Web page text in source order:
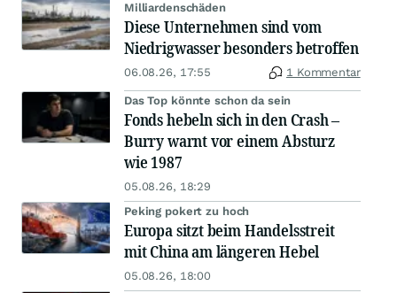
Milliardenschäden
Diese Unternehmen sind vom
Niedrigwasser besonders betroffen
06.08.26, 17:55 1 Kommentar
Das Top könnte schon da sein
Fonds hebeln sich in den Crash –
Burry warnt vor einem Absturz
wie 1987
05.08.26, 18:29
Peking pokert zu hoch
Europa sitzt beim Handelsstreit
mit China am längeren Hebel
05.08.26, 18:00